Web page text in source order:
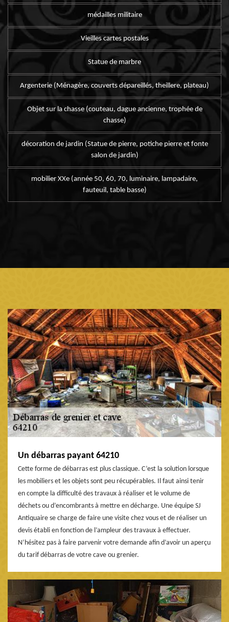
médailles militaire
Vieilles cartes postales
Statue de marbre
Argenterie (Ménagère, couverts dépareillés, theillere, plateau)
Objet sur la chasse (couteau, dague ancienne, trophée de
chasse)
décoration de jardin (Statue de pierre, potiche pierre et fonte
salon de jardin)
mobilier XXe (année 50, 60, 70, luminaire, lampadaire,
fauteuil, table basse)
Un débarras payant 64210
Cette forme de débarras est plus classique. C’est la solution lorsque
les mobiliers et les objets sont peu récupérables. Il faut ainsi tenir
en compte la difficulté des travaux à réaliser et le volume de
déchets ou d’encombrants à mettre en décharge. Une équipe SJ
Antiquaire se charge de faire une visite chez vous et de réaliser un
devis établi en fonction de l’ampleur des travaux à effectuer.
N’hésitez pas à faire parvenir votre demande afin d’avoir un aperçu
du tarif débarras de votre cave ou grenier.